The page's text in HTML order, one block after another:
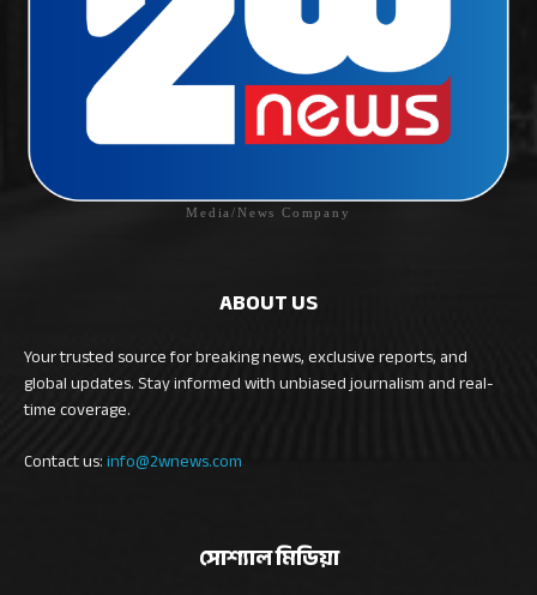
Media/News Company
ABOUT US
Your trusted source for breaking news, exclusive reports, and
global updates. Stay informed with unbiased journalism and real-
time coverage.
Contact us:info@2wnews.com
সোশ্যাল মিডিয়া